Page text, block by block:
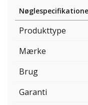
Produkttype
Mærke
Brug
Garanti